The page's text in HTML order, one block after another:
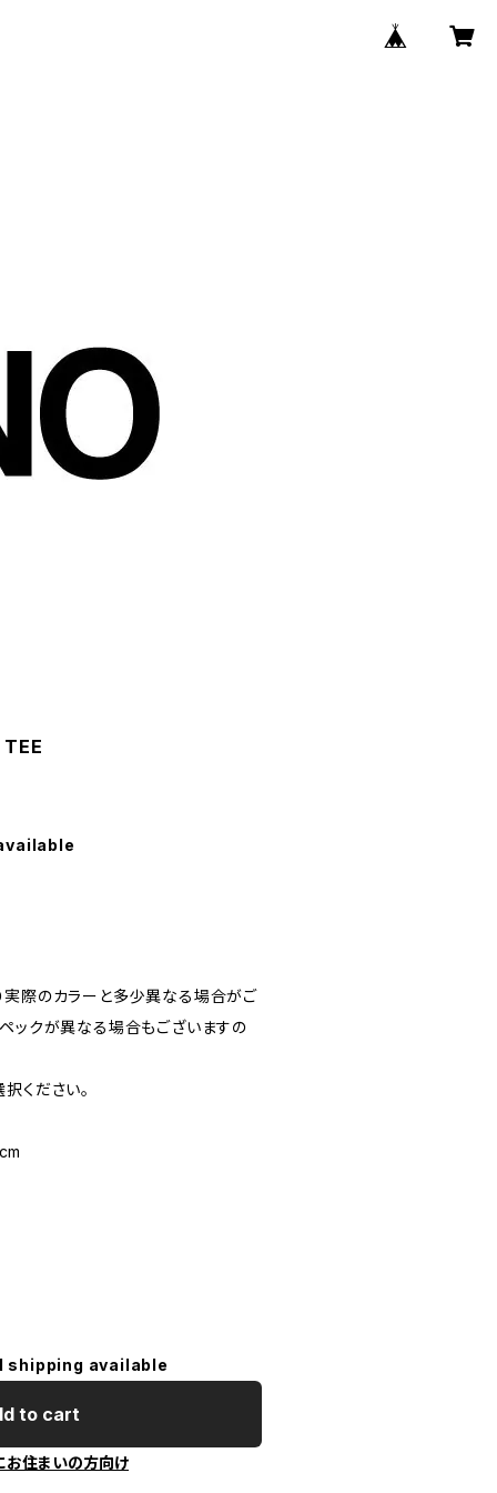
際のカラーと多少異なる場合がご
ックが異なる場合もございますの
ください。
shipping available
to cart
お住まいの方向け